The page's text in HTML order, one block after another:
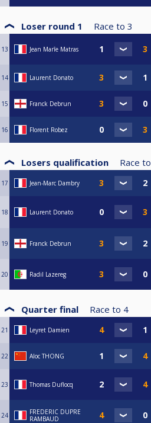
Loser round 1 Race to 3
13 Jean Marîe Matras
14 Laurent Donato
15 Franck Debrun
16 Florent Robez
Losers qualification Race to
17 Jean-Marc Dambry
18 Laurent Donato
19 Franck Debrun
20 Radil Lazereg
Quarter final Race to 4
21 Leyret Damien
22 Aloc THONG
23 Thomas Duflocq
24
FREDERIC DUPRE
RAMBAUD